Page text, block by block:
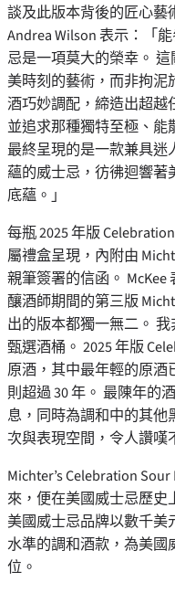
談及此版本背後的匠心藝
Andrea Wilson 表示：「
忌是一項莫大的榮幸。
美時刻的藝術，而非拘泥
酒巧妙調配，締造出超越
並追求那種獨特至極、能
最終呈現的是一款兼具迷
蘊的威士忌，彷彿迴響
底蘊。」
每瓶 2025 年版
屬禮盒呈現，內附由
親筆簽署的信函。
釀酒師期間的第三版
出的版本都獨一無二。
甄選酒桶。 2025 年版
原酒，其中最年輕的原酒
則超過 30 年。 最陳年的
息，同時為調和中的其
次與表現空間，令人讚嘆
Michter’s Celebration
來，便在美國威士忌歷史
美國威士忌品牌以數千美
水準的調和酒款，為美國
位。